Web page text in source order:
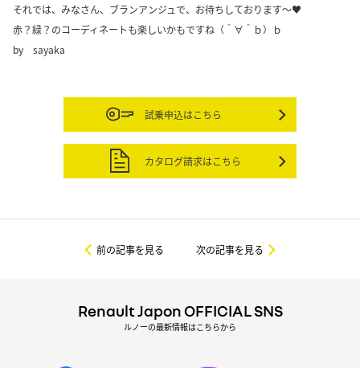
それでは、みなさん、ブランアンジュで、お待ちしております～♥
赤？緑？のコーディネートも楽しいかもですね（＾∀＾ｂ）ｂ
by sayaka
試乗申込はこちら
カタログ請求はこちら
前の記事を見る 次の記事を見る
Renault Japon OFFICIAL SNS
ルノーの最新情報はこちらから